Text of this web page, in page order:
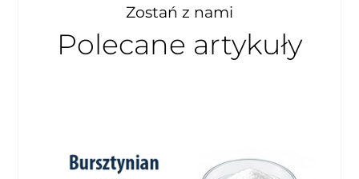
Zostań z nami
Polecane artykuły